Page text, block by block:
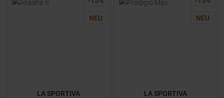
NEU
LA SPORTIVA
NEU
LA SPORTIVA